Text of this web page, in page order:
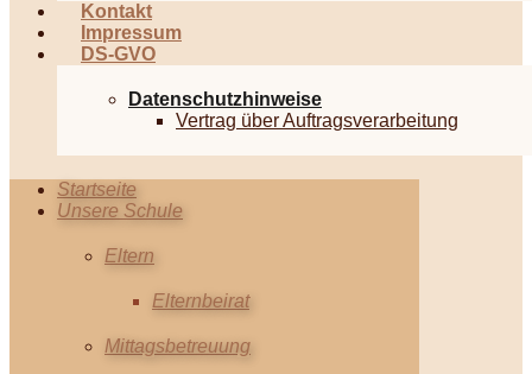
Kontakt
Impressum
DS-GVO
Datenschutzhinweise
Vertrag über Auftragsverarbeitung
Startseite
Unsere Schule
Eltern
Elternbeirat
Mittagsbetreuung